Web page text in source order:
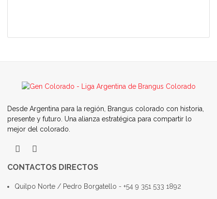
Desde Argentina para la región, Brangus colorado con historia,
presente y futuro. Una alianza estratégica para compartir lo
mejor del colorado.
CONTACTOS DIRECTOS
Quilpo Norte / Pedro Borgatello - +54 9 351 533 1892